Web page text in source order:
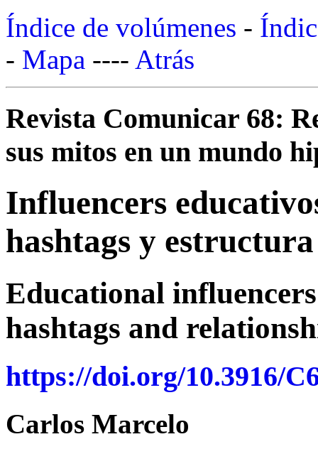
Índice de volúmenes -
- Mapa ---- Atrás
Revista Comunicar 68:
sus mitos en un mundo
Influencers
hashtags y
Educational
hashtags and
https://doi.org/10.3916/
Carlos Marcelo